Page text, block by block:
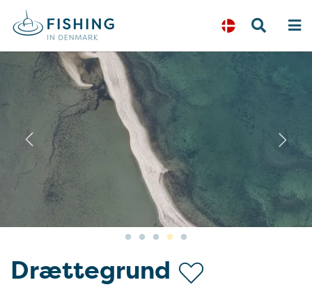
Previous
Drættegrund